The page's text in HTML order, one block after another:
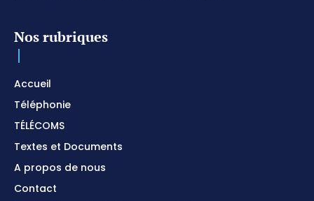
Nos rubriques
Accueil
Téléphonie
TÉLÉCOMS
Textes et Documents
A propos de nous
Contact